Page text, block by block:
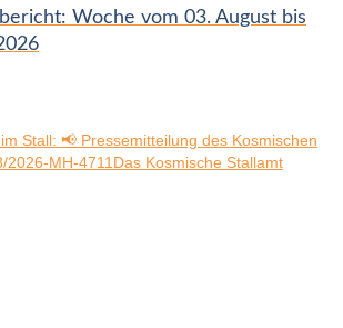
Woche vom 03. August bis
Stall: 📢 Pressemitteilung des Kosmischen
2026-MH-4711Das Kosmische Stallamt